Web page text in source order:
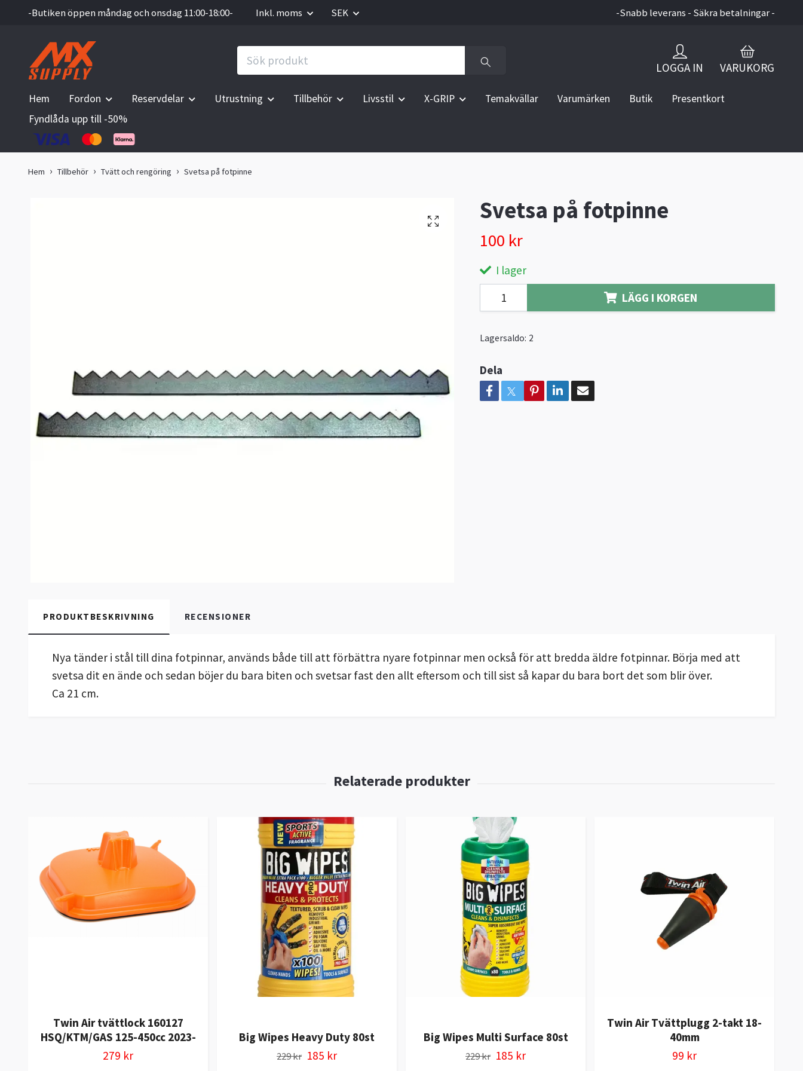
-Butiken öppen måndag och onsdag 11:00-18:00- Inkl. moms SEK -Snabb leverans - Säkra betalningar -
LOGGA IN VARUKORG
Hem Fordon Reservdelar Utrustning Tillbehör Livsstil X-GRIP Temakvällar Varumärken Butik
Presentkort
Fyndlåda upp till -50%
Hem Tillbehör Tvätt och rengöring Svetsa på fotpinne
Svetsa på fotpinne
100 kr
I lager
LÄGG I KORGEN
Lagersaldo: 2
Dela
PRODUKTBESKRIVNING RECENSIONER
Nya tänder i stål till dina fotpinnar, används både till att förbättra nyare fotpinnar men också för att bredda äldre fotpinnar. Börja med att
svetsa dit en ände och sedan böjer du bara biten och svetsar fast den allt eftersom och till sist så kapar du bara bort det som blir över.
Ca 21 cm.
Twin Air tvättlock 160127
HSQ/KTM/GAS 125-450cc 2023-
279 kr
Big Wipes Heavy Duty 80st
229 kr 185 kr
Big Wipes Multi Surface 80st
229 kr 185 kr
Twin Air Tvättplugg 2-takt 18-
40mm
99 kr